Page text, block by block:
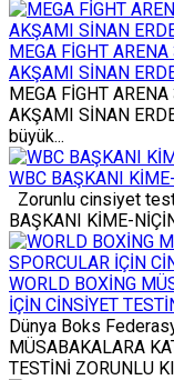
MEGA FİGHT
AKŞAMI SİNAN
MEGA FİGHT
AKŞAMI SİNAN
büyük...
WBC BAŞKANI
Zorunlu cinsiyet
BAŞKANI KİME-
WORLD BOXİNG
İÇİN CİNSİYET
Dünya Boks
MÜSABAKALARA
TESTİNİ ZORUNLU